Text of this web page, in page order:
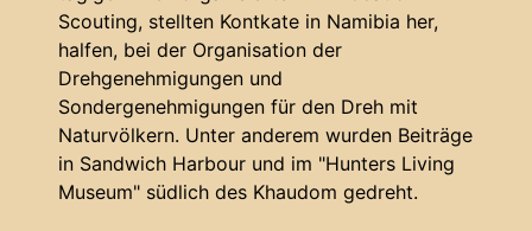
Scouting, stellten Kontkate in Namibia her,
halfen, bei der Organisation der
Drehgenehmigungen und
Sondergenehmigungen für den Dreh mit
Naturvölkern. Unter anderem wurden Beiträge
in Sandwich Harbour und im "Hunters Living
Museum" südlich des Khaudom gedreht.